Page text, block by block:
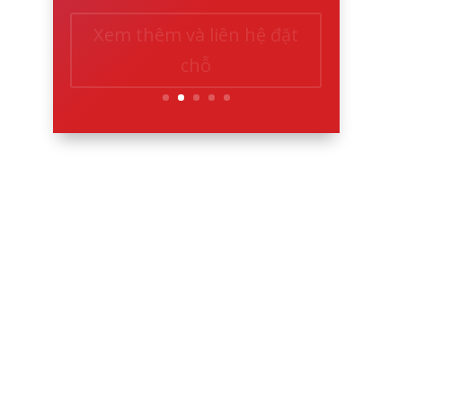
Xem thêm và liên hệ đặt
chỗ